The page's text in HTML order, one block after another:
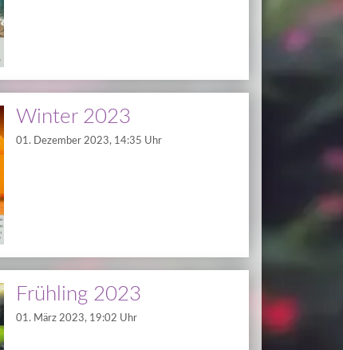
Winter 2023
01. Dezember 2023, 14:35 Uhr
Frühling 2023
01. März 2023, 19:02 Uhr